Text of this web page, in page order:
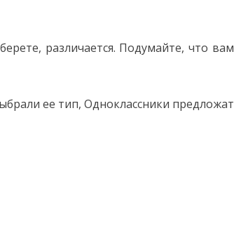
различается. Подумайте, что вам
ее тип, Одноклассники предложат